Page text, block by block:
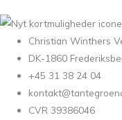
Christian Winthers
DK-1860
+45 31 38 24 04
CVR 39386046